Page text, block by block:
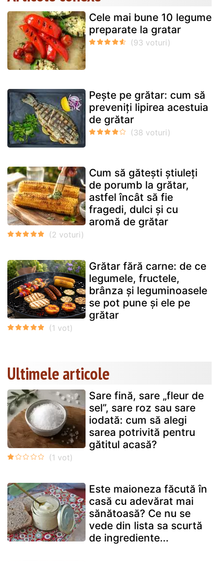
Cele mai bune 10 legume
preparate la gratar
Pește pe grătar: cum să
preveniți lipirea acestuia
de grătar
Cum să gătești știuleți
de porumb la grătar,
astfel încât să fie
fragedi, dulci și cu
aromă de grătar
Grătar fără carne: de ce
legumele, fructele,
brânza și leguminoasele
se pot pune și ele pe
grătar
Ultimele articole
Sare fină, sare „fleur de
sel”, sare roz sau sare
iodată: cum să alegi
sarea potrivită pentru
gătitul acasă?
Este maioneza făcută în
casă cu adevărat mai
sănătoasă? Ce nu se
vede din lista sa scurtă
de ingrediente...